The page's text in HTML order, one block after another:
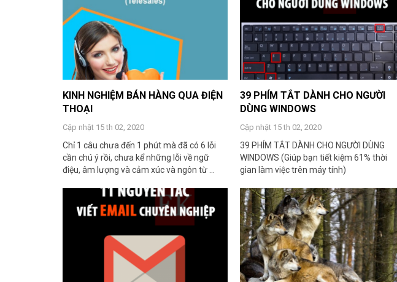
KINH NGHIỆM BÁN HÀNG QUA ĐIỆN
THOẠI
Cập nhật 15 th 02, 2020
Chỉ 1 câu chưa đến 1 phút mà đã có 6 lỗi
cần chú ý rồi, chưa kể những lỗi về ngữ
điệu, âm lượng và cảm xúc và ngôn từ ...
39 PHÍM TẮT DÀNH CHO NGƯỜI
DÙNG WINDOWS
Cập nhật 15 th 02, 2020
39 PHÍM TẮT DÀNH CHO NGƯỜI DÙNG
WINDOWS (Giúp bạn tiết kiệm 61% thời
gian làm việc trên máy tính)